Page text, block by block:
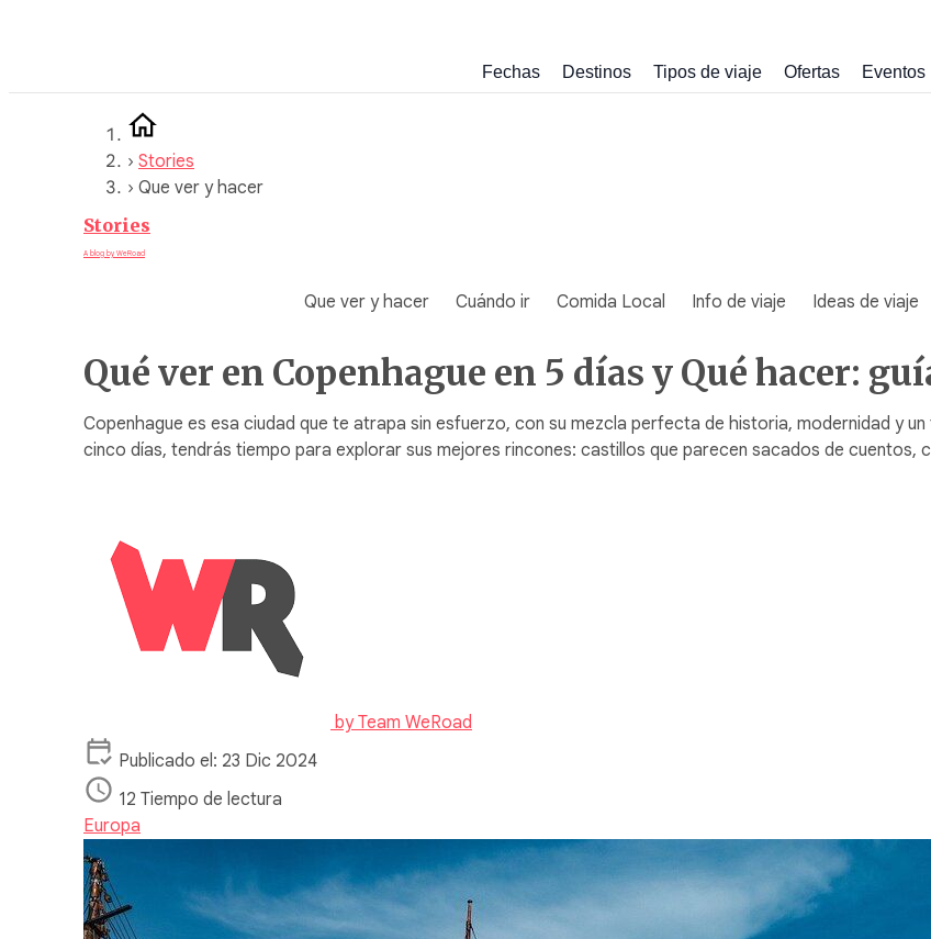
Fechas Destinos Tipos de viaje Ofertas Eventos
› Stories
› Que ver y hacer
Stories
A blog by WeRoad
Que ver y hacer Cuándo ir Comida Local Info de viaje Ideas de viaje
Qué ver en Copenhague en 5 días y Qué hacer:
Copenhague es esa ciudad que te atrapa sin esfuerzo, con su mezcla perfecta de historia, modernidad y
cinco días, tendrás tiempo para explorar sus mejores rincones: castillos que parecen sacados de cuentos,
byTeam WeRoad
Publicado el: 23 Dic 2024
12 Tiempo de lectura
Europa